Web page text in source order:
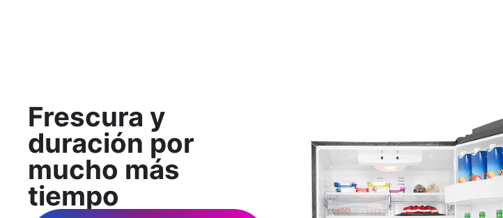
Frescura y
duración por
mucho más
tiempo